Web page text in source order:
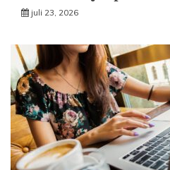
juli 23, 2026